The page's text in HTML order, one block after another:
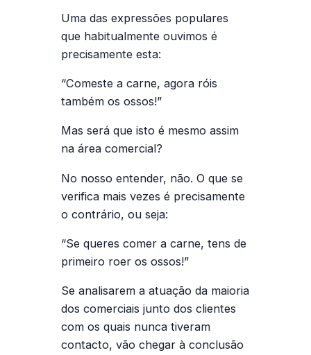
Uma das expressões populares
que habitualmente ouvimos é
precisamente esta:
“Comeste a carne, agora róis
também os ossos!”
Mas será que isto é mesmo assim
na área comercial?
No nosso entender, não. O que se
verifica mais vezes é precisamente
o contrário, ou seja:
“Se queres comer a carne, tens de
primeiro roer os ossos!”
Se analisarem a atuação da maioria
dos comerciais junto dos clientes
com os quais nunca tiveram
contacto, vão chegar à conclusão